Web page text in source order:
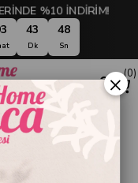
%10 İNDİRİM!
43
Dk
47
Sn
0
Siyah
×